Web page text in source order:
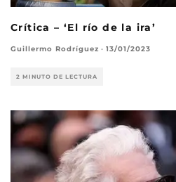
Crítica – ‘El río de la ira’
Guillermo Rodríguez · 13/01/2023
2 MINUTO DE LECTURA